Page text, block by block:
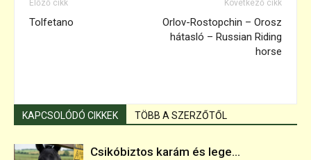
Előző cikk
Tolfetano
Következő cikk
Orlov-Rostopchin – Orosz
hátasló – Russian Riding
horse
KAPCSOLÓDÓ CIKKEK TÖBB A SZERZŐTŐL
Csikóbiztos karám és lege...